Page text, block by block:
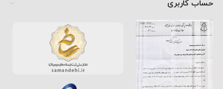
حساب کاربری